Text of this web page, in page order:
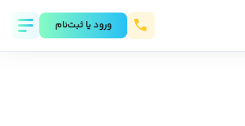
ورود يا ثبت‌نام